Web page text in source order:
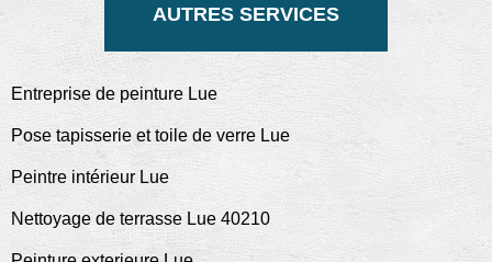
AUTRES SERVICES
Entreprise de peinture Lue
Pose tapisserie et toile de verre Lue
Peintre intérieur Lue
Nettoyage de terrasse Lue 40210